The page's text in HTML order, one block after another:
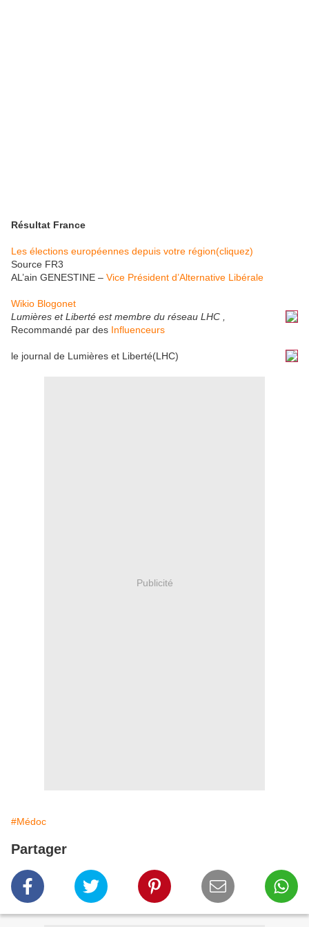
Résultat France
Les élections européennes depuis votre région(cliquez)
Source FR3
AL’ain GENESTINE – Vice Président d’Alternative Libérale
Wikio Blogonet
Lumières et Liberté est membre du réseau LHC ,
Recommandé par des Influenceurs
le journal de Lumières et Liberté(LHC)
Publicité
#Médoc
Partager